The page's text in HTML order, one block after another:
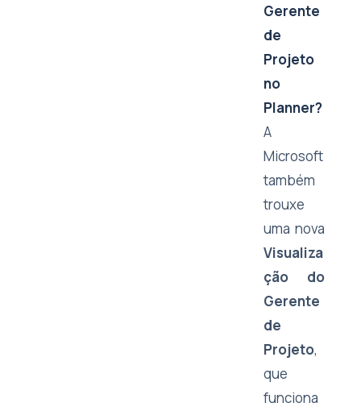
Gerente
de
Projeto
no
Planner?
A
Microsoft
também
trouxe
uma nova
Visualiza
ção do
Gerente
de
Projeto,
que
funciona